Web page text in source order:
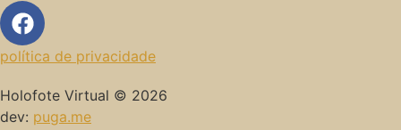
política de privacidade
Holofote Virtual © 2026
dev: puga.me